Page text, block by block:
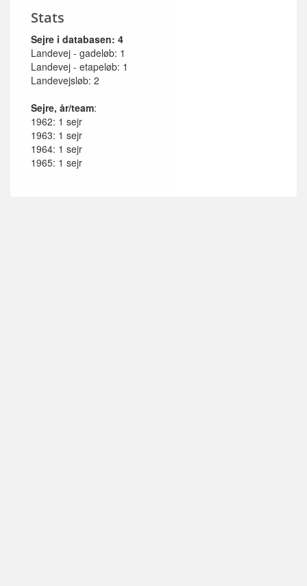
Stats
Sejre i databasen: 4
Landevej - gadeløb: 1
Landevej - etapeløb: 1
Landevejsløb: 2
Sejre, år/team:
1962: 1 sejr
1963: 1 sejr
1964: 1 sejr
1965: 1 sejr